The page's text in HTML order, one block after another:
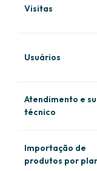
Visitas
Usuários
Atendimento e
técnico
Importação de
produtos por